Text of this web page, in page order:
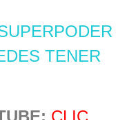
TENER